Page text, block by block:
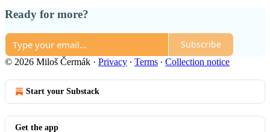
Ready for more?
Subscribe
© 2026 Miloš Čermák · Privacy ∙ Terms ∙ Collection notice
Start your Substack
Get the app